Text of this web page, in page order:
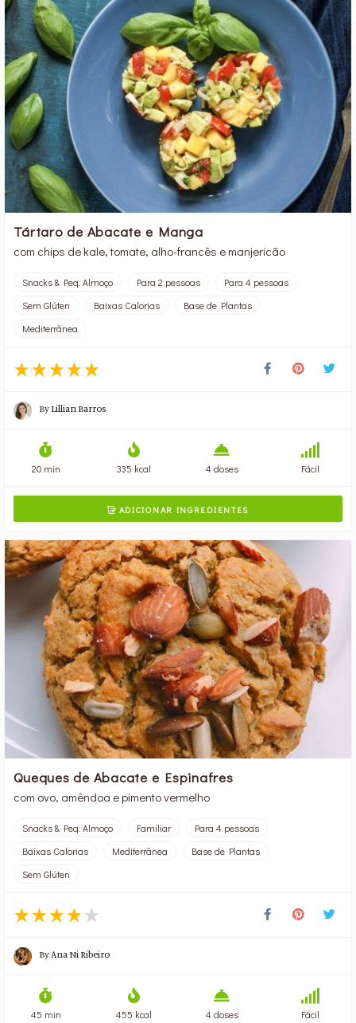
Tártaro de Abacate e Manga
com chips de kale, tomate, alho-francês e manjericão
Snacks & Peq. Almoço Para 2 pessoas
Para 4 pessoas
Sem Glúten
Baixas Calorias
Base de Plantas
Mediterrânea
By Lillian Barros
20 min 335 kcal 4 doses Fácil
ADICIONAR INGREDIENTES
Queques de Abacate e Espinafres
com ovo, amêndoa e pimento vermelho
Snacks & Peq. Almoço Familiar
Para 4 pessoas
Baixas Calorias
Mediterrânea
Base de Plantas
Sem Glúten
By Ana Ni Ribeiro
45 min 455 kcal 4 doses Fácil